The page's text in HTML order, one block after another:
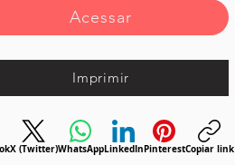
Acessar
Imprimir
X (Twitter)WhatsAppLinkedInPinterestCopiar link